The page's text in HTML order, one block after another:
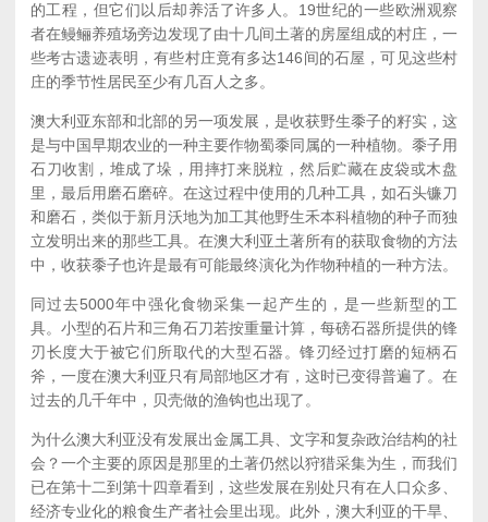
的工程，但它们以后却养活了许多人。19世纪的一些欧洲观察
者在鳗鲡养殖场旁边发现了由十几间土著的房屋组成的村庄，一
些考古遗迹表明，有些村庄竟有多达146间的石屋，可见这些村
庄的季节性居民至少有几百人之多。
澳大利亚东部和北部的另一项发展，是收获野生黍子的籽实，这
是与中国早期农业的一种主要作物蜀黍同属的一种植物。黍子用
石刀收割，堆成了垛，用摔打来脱粒，然后贮藏在皮袋或木盘
里，最后用磨石磨碎。在这过程中使用的几种工具，如石头镰刀
和磨石，类似于新月沃地为加工其他野生禾本科植物的种子而独
立发明出来的那些工具。在澳大利亚土著所有的获取食物的方法
中，收获黍子也许是最有可能最终演化为作物种植的一种方法。
同过去5000年中强化食物采集一起产生的，是一些新型的工
具。小型的石片和三角石刀若按重量计算，每磅石器所提供的锋
刃长度大于被它们所取代的大型石器。锋刃经过打磨的短柄石
斧，一度在澳大利亚只有局部地区才有，这时已变得普遍了。在
过去的几千年中，贝壳做的渔钩也出现了。
为什么澳大利亚没有发展出金属工具、文字和复杂政治结构的社
会？一个主要的原因是那里的土著仍然以狩猎采集为生，而我们
已在第十二到第十四章看到，这些发展在别处只有在人口众多、
经济专业化的粮食生产者社会里出现。此外，澳大利亚的干旱、